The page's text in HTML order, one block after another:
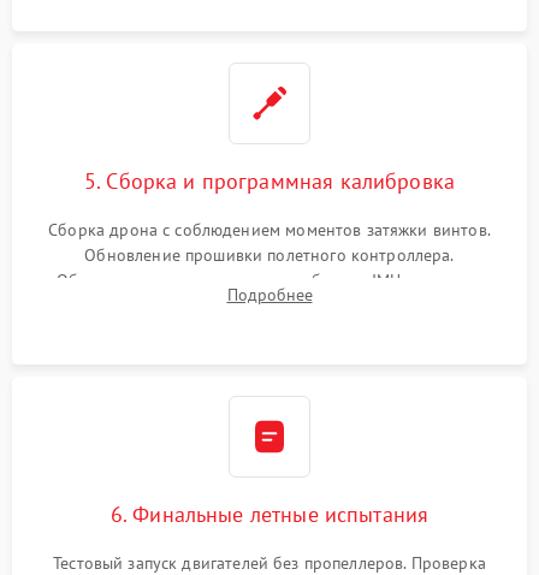
5. Сборка и программная калибровка
Сборка дрона с соблюдением моментов затяжки винтов.
Обновление прошивки полетного контроллера.
Обязательная программная калибровка IMU-сенсоров,
компаса, датчиков позиционирования и горизонта подвеса
Подробнее
6. Финальные летные испытания
Тестовый запуск двигателей без пропеллеров. Проверка